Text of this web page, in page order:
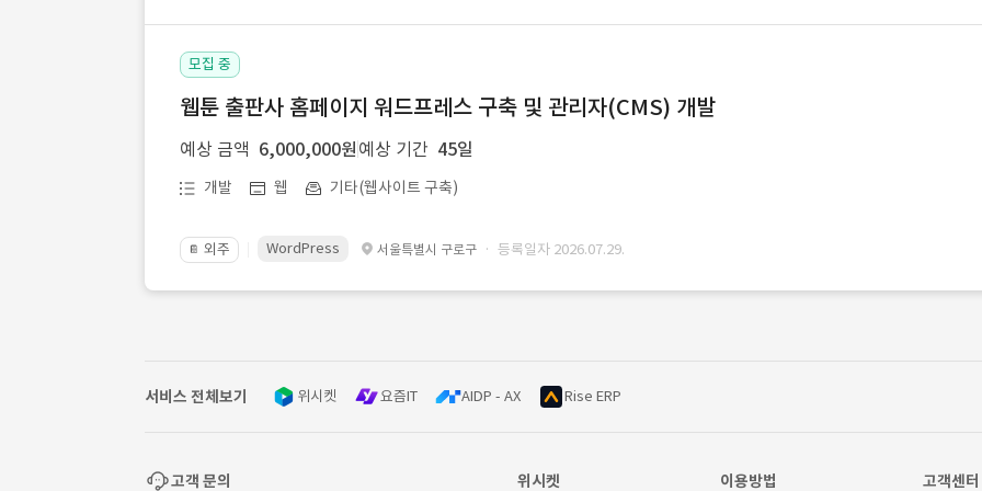
모집 중
웹툰 출판사 홈페이지 워드프레스 구축 및 관리자(CMS) 개발
예상 금액 6,000,000원 예상 기간 45일
개발 웹 기타(웹사이트 구축)
📔 외주 WordPress 서울특별시 구로구 · 등록일자 2026.07.29.
서비스 전체보기 위시켓 요즘IT AIDP - AX Rise ERP
고객 문의 위시켓 이용방법 고객센터